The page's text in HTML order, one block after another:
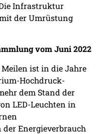
Infrastruktur
der Umrüstung
vom Juni 2022
ist in die Jahre
Hochdruck-
dem Stand der
LED-Leuchten in
Energieverbrauch